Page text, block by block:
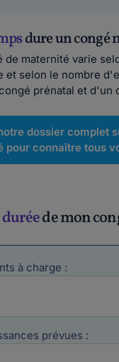
dure un congé
de maternité varie
et selon le nombre
prénatal et d'un
dossier complet
pour connaître tous
de mon
à charge :
prévues :